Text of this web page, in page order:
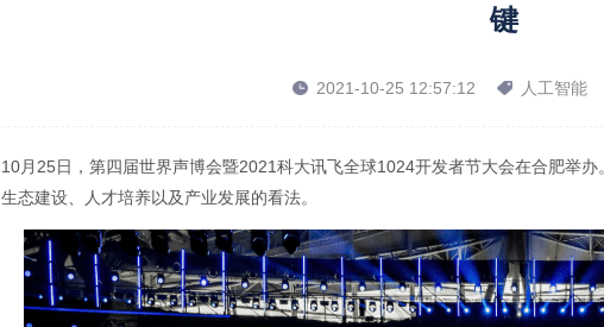
键
2021-10-25 12:57:12 人工智能
10月25日，第四届世界声博会暨2021科大讯飞全球1024开发者节大会在合肥举
生态建设、人才培养以及产业发展的看法。